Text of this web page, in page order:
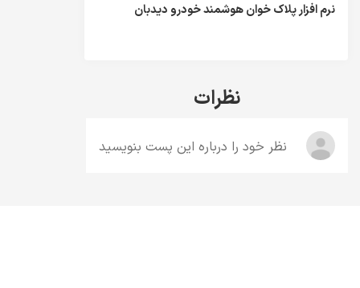
نرم افزار پلاک خوان هوشمند خودرو دیدبان
نظرات